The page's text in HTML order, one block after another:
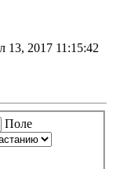
13, 2017 11:15:42
Поле